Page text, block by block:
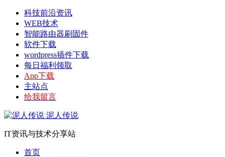
科技前沿资讯
WEB技术
智能路由器刷固件
软件下载
wordpress插件下载
每日福利领取
App下载
主站点
给我留言
泥人传说
IT资讯与技术分享站
首页